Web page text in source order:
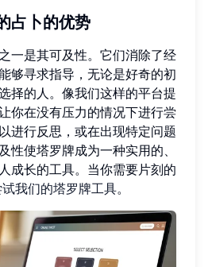
占卜的优势
一是其可及性。它们消除了经
够寻求指导，无论是好奇的初
择的人。像我们这样的平台提
你在没有压力的情况下进行尝
进行反思，或在出现特定问题
性使塔罗牌成为一种实用的、
成长的工具。当你需要片刻的
我们的塔罗牌工具。